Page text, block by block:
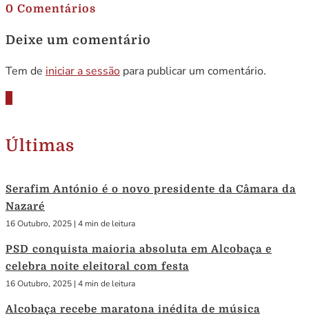
0 Comentários
Deixe um comentário
Tem de iniciar a sessão para publicar um comentário.
Últimas
Serafim António é o novo presidente da Câmara da
Nazaré
16 Outubro, 2025 | 4 min de leitura
PSD conquista maioria absoluta em Alcobaça e
celebra noite eleitoral com festa
16 Outubro, 2025 | 4 min de leitura
Alcobaça recebe maratona inédita de música